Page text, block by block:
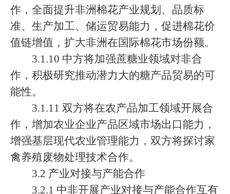
作，全面提升非洲棉花产业规划、品质标
准、生产加工、储运贸易能力，促进棉花价
值链增值，扩大非洲在国际棉花市场份额。
3.1.10 中方将加强蔗糖业领域对非合
作，积极研究推动潜力大的糖产品贸易的可
能性。
3.1.11 双方将在农产品加工领域开展合
作，增加农业企业产品区域市场出口能力，
增强基层现代农业管理能力，双方将探讨家
禽养殖废物处理技术合作。
3.2 产业对接与产能合作
3.2.1 中非开展产业对接与产能合作互有